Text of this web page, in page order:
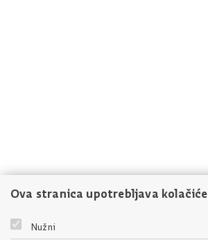
Ova stranica upotrebljava kolačiće
Nužni